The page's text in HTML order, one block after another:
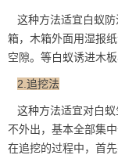
这种方法适宜白蚁防
箱，木箱外面用湿报
空隙。等白蚁诱进木
2.追挖法
这种方法适宜对白蚁
不外出，基本全部集
在追挖的过程中，首